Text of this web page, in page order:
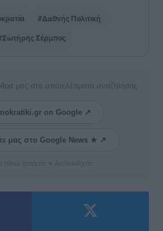
#Διεθνής Πολιτική
Σέρμπος
μας στα αποτελέσματα αναζήτησης
on Google ↗
μας στο Google News ★ ↗